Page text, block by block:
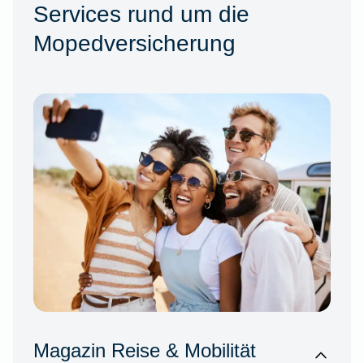
Services rund um die
Mopedversicherung
Magazin Reise & Mobilität